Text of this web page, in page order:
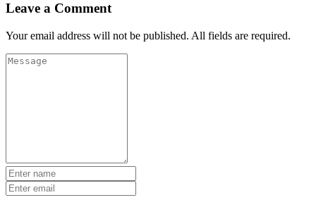
Leave a Comment
Your email address will not be published. All fields are required.